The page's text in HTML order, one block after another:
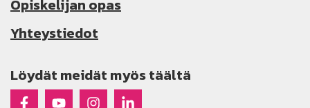
Opiskelijan opas
Yhteystiedot
Löydät meidät myös täältä
Raseko Facebookissa
Raseko Youtubessa
Raseko Instagramissa
Raseko Linkedinissä